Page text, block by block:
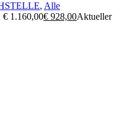
, Alle
€ 1.160,00€ 928,00Aktueller